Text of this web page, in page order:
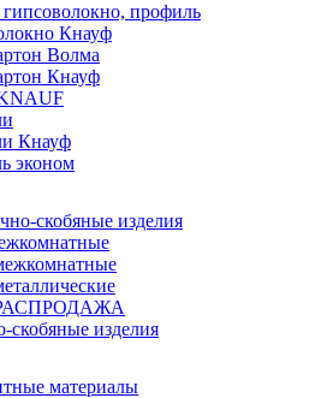
профиль
Кнауф
Волма
Кнауф
Кнауф
эконом
скобяные изделия
скобяные изделия
материалы